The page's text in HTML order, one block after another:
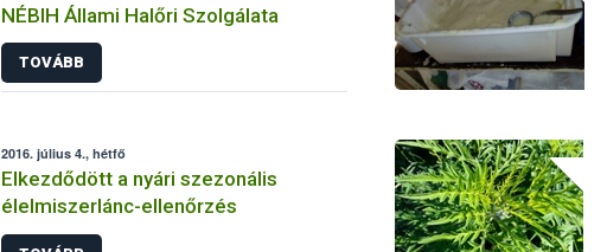
NÉBIH Állami Halőri Szolgálata
TOVÁBB
2016. július 4., hétfő
Elkezdődött a nyári szezonális
élelmiszerlánc-ellenőrzés